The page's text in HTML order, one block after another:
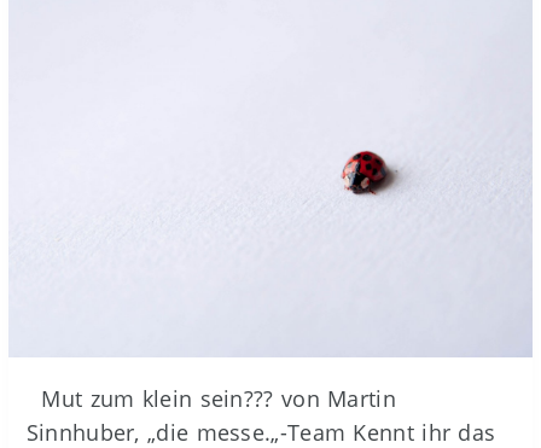
Mut zum klein sein??? von Martin
Sinnhuber, „die messe.„-Team Kennt ihr das